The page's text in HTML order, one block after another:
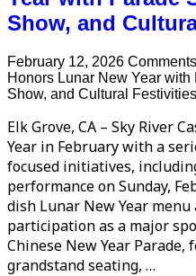
Show, and
February 12, 2026
Honors Lunar New Year
Show, and Cultural Festivities
Elk Grove, CA – Sky River
Year in February with a
focused initiatives,
performance on Sunday,
dish Lunar New Year
participation as a major
Chinese New Year
grandstand seating, …